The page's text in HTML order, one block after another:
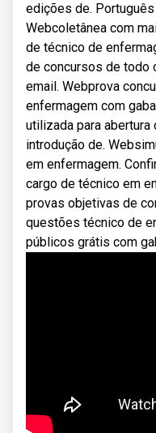
edições de.
Webcoletânea com
de técnico de
de concursos de todo
email. Webprova
enfermagem com
utilizada para
introdução de.
em enfermagem.
cargo de técnico em
provas objetivas de
questões técnico de
públicos grátis com